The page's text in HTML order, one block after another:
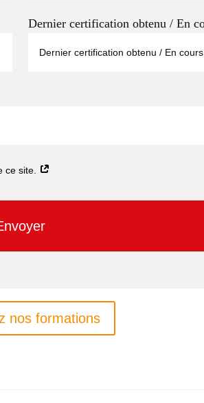
Dernier certification obtenu / En
ce site.
nos formations